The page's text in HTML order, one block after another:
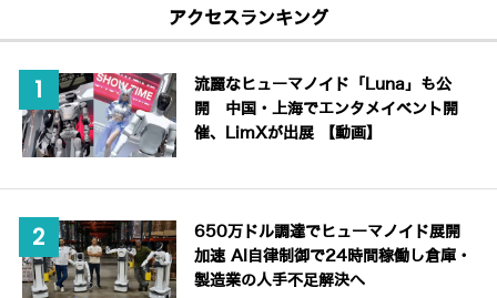
アクセスランキング
流麗なヒューマノイド「Luna」も公
開 中国・上海でエンタメイベント開
催、LimXが出展 【動画】
650万ドル調達でヒューマノイド展開
加速 AI自律制御で24時間稼働し倉庫・
製造業の人手不足解決へ